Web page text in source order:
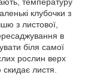
клубочки з
з листової,
в
біля самої
рослин верх
листя.